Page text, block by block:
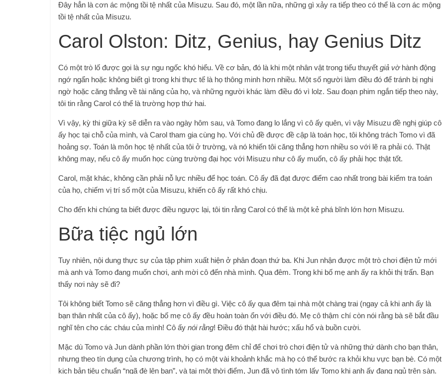
Đây hẳn là cơn ác mộng tồi tệ nhất của Misuzu. Sau đó, một lần nữa, những gì xảy ra tiếp theo có thể là cơn ác mộng
tồi tệ nhất của Misuzu.
Carol Olston: Ditz, Genius, hay Genius Ditz
Có một trò lố được gọi là sự ngu ngốc khó hiểu. Về cơ bản, đó là khi một nhân vật trong tiểu thuyết giả vờhành động
ngớ ngẩn hoặc không biết gì trong khi thực tế là họ thông minh hơn nhiều. Một số người làm điều đó để tránh bị nghi
ngờ hoặc căng thẳng về tài năng của họ, và những người khác làm điều đó vì lolz. Sau đoạn phim ngắn tiếp theo này,
tôi tin rằng Carol có thể là trường hợp thứ hai.
Vì vậy, kỳ thi giữa kỳ sẽ diễn ra vào ngày hôm sau, và Tomo đang lo lắng vì cô ấy quên, vì vậy Misuzu đề nghị giúp cô
ấy học tại chỗ của mình, và Carol tham gia cùng họ. Với chủ đề được đề cập là toán học, tôi không trách Tomo vì đã
hoảng sợ. Toán là môn học tệ nhất của tôi ở trường, và nó khiến tôi căng thẳng hơn nhiều so với lẽ ra phải có. Thật
không may, nếu cô ấy muốn học cùng trường đại học với Misuzu như cô ấy muốn, cô ấy phải học thật tốt.
Carol, mặt khác, không cần phải nỗ lực nhiều để học toán. Cô ấy đã đạt được điểm cao nhất trong bài kiểm tra toán
của họ, chiếm vị trí số một của Misuzu, khiến cô ấy rất khó chịu.
Cho đến khi chúng ta biết được điều ngược lại, tôi tin rằng Carol có thể là một kẻ phá bĩnh lớn hơn Misuzu.
Bữa tiệc ngủ lớn
Tuy nhiên, nội dung thực sự của tập phim xuất hiện ở phân đoạn thứ ba. Khi Jun nhận được một trò chơi điện tử mới
mà anh và Tomo đang muốn chơi, anh mời cô đến nhà mình. Qua đêm. Trong khi bố mẹ anh ấy ra khỏi thị trấn. Bạn
thấy nơi này sẽ đi?
Tôi không biết Tomo sẽ căng thẳng hơn vì điều gì. Việc cô ấy qua đêm tại nhà một chàng trai (ngay cả khi anh ấy là
bạn thân nhất của cô ấy), hoặc bố mẹ cô ấy đều hoàn toàn ổn với điều đó. Mẹ cô thậm chí còn nói rằng bà sẽ bắt đầu
nghĩ tên cho các cháu của mình! Cô ấy nói rằng! Điều đó thật hài hước; xấu hổ và buồn cười.
Mặc dù Tomo và Jun dành phần lớn thời gian trong đêm chỉ để chơi trò chơi điện tử và những thứ dành cho bạn thân,
nhưng theo tín dụng của chương trình, họ có một vài khoảnh khắc mà họ có thể bước ra khỏi khu vực bạn bè. Có một
kịch bản tiêu chuẩn “ngã đè lên bạn”, và tại một thời điểm, Jun đã vô tình tóm lấy Tomo khi anh ấy đang ngủ trên sàn.